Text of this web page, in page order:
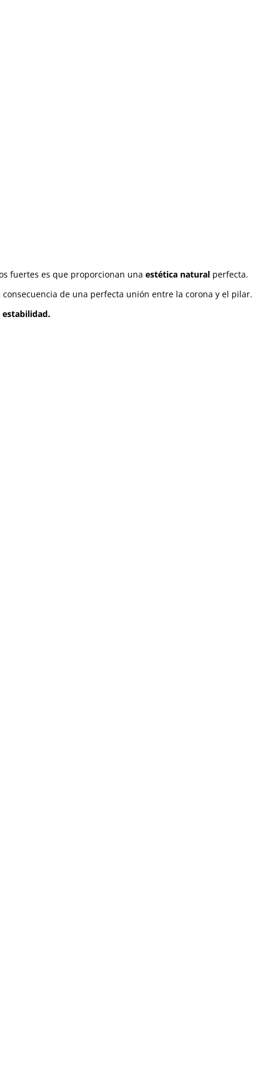
fuertes es que proporcionan una estética natural perfecta.
consecuencia de una perfecta unión entre la corona y el pilar.
estabilidad.